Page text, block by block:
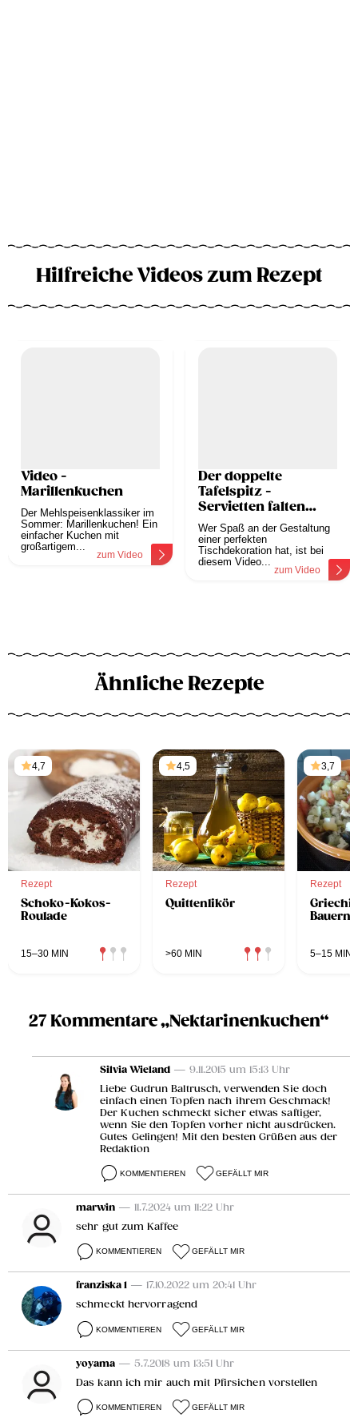
Hilfreiche Videos zum Rezept
Video -
Marillenkuchen
Der Mehlspeisenklassiker im
Sommer: Marillenkuchen! Ein
einfacher Kuchen mit
großartigem...
zum Video
Der doppelte
Tafelspitz -
Servietten falten
ganz einfach
Wer Spaß an der Gestaltung
einer perfekten
Tischdekoration hat, ist bei
diesem Video...
zum Video
Ähnliche Rezepte
4,7
Rezept
Schoko-Kokos-
Roulade
15–30 MIN
4,5
Rezept
Quittenlikör
>60 MIN
3,7
Rezept
5–15 MIN
27 Kommentare „Nektarinenkuchen“
Silvia Wieland — 9.11.2015 um 15:13 Uhr
Liebe Gudrun Baltrusch, verwenden Sie doch
einfach einen Topfen nach ihrem Geschmack!
Der Kuchen schmeckt sicher etwas saftiger,
wenn Sie den Topfen vorher nicht ausdrücken.
Gutes Gelingen! Mit den besten Grüßen aus der
Redaktion
KOMMENTIEREN GEFÄLLT MIR
marwin — 11.7.2024 um 11:22 Uhr
sehr gut zum Kaffee
KOMMENTIEREN GEFÄLLT MIR
franziska 1 — 17.10.2022 um 20:41 Uhr
schmeckt hervorragend
KOMMENTIEREN GEFÄLLT MIR
yoyama — 5.7.2018 um 13:51 Uhr
Das kann ich mir auch mit Pfirsichen vorstellen
KOMMENTIEREN GEFÄLLT MIR